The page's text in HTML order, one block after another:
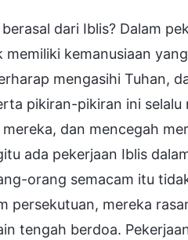
dari Iblis? Dalam
memiliki kemanusiaan
mengasihi Tuhan,
pikiran-pikiran ini
dan mencegah
ada pekerjaan Iblis
orang semacam itu
persekutuan, mereka
tengah berdoa.